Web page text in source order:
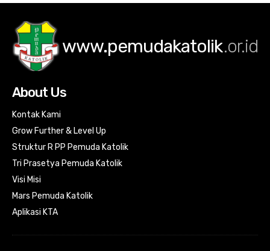
www.pemudakatolik.or.id
About Us
Kontak Kami
Grow Further & Level Up
Struktur R PP Pemuda Katolik
Tri Prasetya Pemuda Katolik
Visi Misi
Mars Pemuda Katolik
Aplikasi KTA